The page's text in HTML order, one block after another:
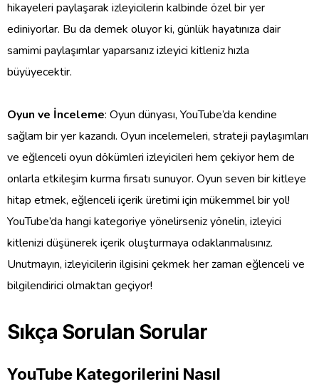
hikayeleri paylaşarak izleyicilerin kalbinde özel bir yer
ediniyorlar. Bu da demek oluyor ki, günlük hayatınıza dair
samimi paylaşımlar yaparsanız izleyici kitleniz hızla
büyüyecektir.
Oyun ve İnceleme: Oyun dünyası, YouTube’da kendine
sağlam bir yer kazandı. Oyun incelemeleri, strateji paylaşımları
ve eğlenceli oyun dökümleri izleyicileri hem çekiyor hem de
onlarla etkileşim kurma fırsatı sunuyor. Oyun seven bir kitleye
hitap etmek, eğlenceli içerik üretimi için mükemmel bir yol!
YouTube’da hangi kategoriye yönelirseniz yönelin, izleyici
kitlenizi düşünerek içerik oluşturmaya odaklanmalısınız.
Unutmayın, izleyicilerin ilgisini çekmek her zaman eğlenceli ve
bilgilendirici olmaktan geçiyor!
Sıkça Sorulan Sorular
YouTube Kategorilerini Nasıl